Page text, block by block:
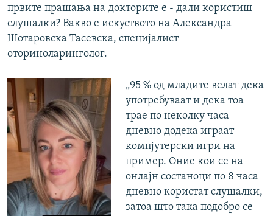
првите прашања на докторите е - дали користиш
слушалки? Вакво е искуството на Aлександра
Шотаровска Тасевска, специјалист
оториноларинголог.
„95 % од младите велат дека
употребуваат и дека тоа
трае по неколку часа
дневно додека играат
компјутерски игри на
пример. Оние кои се на
онлајн состаноци по 8 часа
дневно користат слушалки,
затоа што така подобро се